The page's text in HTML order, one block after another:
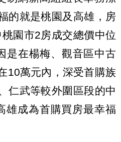
的就是桃園及高雄，房
園市2房成交總價中位
是在楊梅、觀音區中古
10萬元內，深受首購族
仁武等較外圍區段的中
雄成為首購買房最幸福